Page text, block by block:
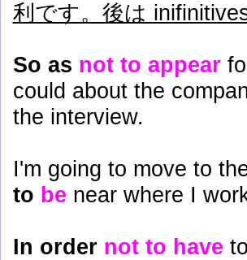
利です。後は
So as not to appear
could about the
the interview.
I'm going to move to
to be near where I
In order not to have